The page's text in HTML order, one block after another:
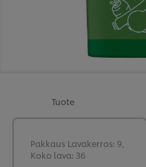
Tuote
Pakkaus Lavakerros: 9,
Koko lava: 36